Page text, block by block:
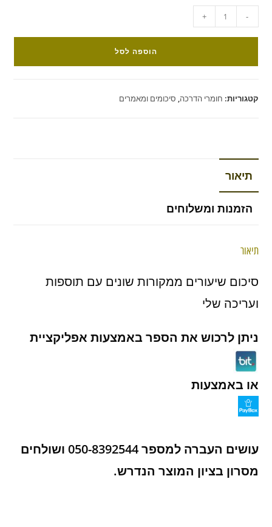
-
+
הוספה לסל
קטגוריות: חומרי הדרכה, סיכומים ומאמרים
תיאור
הזמנות ומשלוחים
תיאור
סיכום שיעורים ממקורות שונים עם תוספות
ועריכה שלי
ניתן לרכוש את הספר באמצעות אפליקציית
או באמצעות
עושים העברה למספר 050-8392544 ושולחים
מסרון בציון המוצר הנדרש.